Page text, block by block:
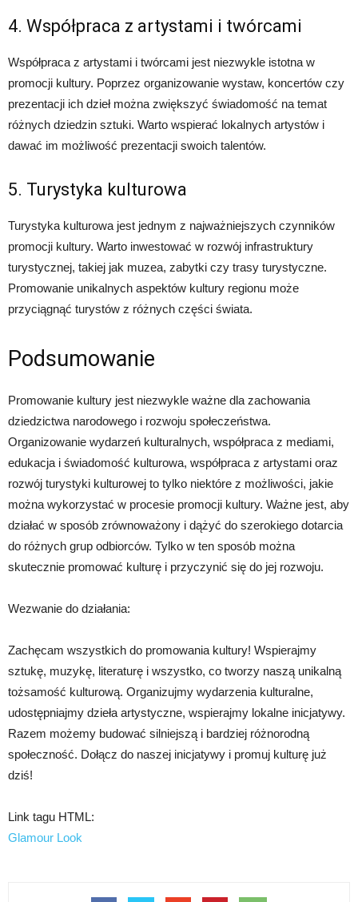
4. Współpraca z artystami i twórcami
Współpraca z artystami i twórcami jest niezwykle istotna w
promocji kultury. Poprzez organizowanie wystaw, koncertów czy
prezentacji ich dzieł można zwiększyć świadomość na temat
różnych dziedzin sztuki. Warto wspierać lokalnych artystów i
dawać im możliwość prezentacji swoich talentów.
5. Turystyka kulturowa
Turystyka kulturowa jest jednym z najważniejszych czynników
promocji kultury. Warto inwestować w rozwój infrastruktury
turystycznej, takiej jak muzea, zabytki czy trasy turystyczne.
Promowanie unikalnych aspektów kultury regionu może
przyciągnąć turystów z różnych części świata.
Podsumowanie
Promowanie kultury jest niezwykle ważne dla zachowania
dziedzictwa narodowego i rozwoju społeczeństwa.
Organizowanie wydarzeń kulturalnych, współpraca z mediami,
edukacja i świadomość kulturowa, współpraca z artystami oraz
rozwój turystyki kulturowej to tylko niektóre z możliwości, jakie
można wykorzystać w procesie promocji kultury. Ważne jest, aby
działać w sposób zrównoważony i dążyć do szerokiego dotarcia
do różnych grup odbiorców. Tylko w ten sposób można
skutecznie promować kulturę i przyczynić się do jej rozwoju.
Wezwanie do działania:
Zachęcam wszystkich do promowania kultury! Wspierajmy
sztukę, muzykę, literaturę i wszystko, co tworzy naszą unikalną
tożsamość kulturową. Organizujmy wydarzenia kulturalne,
udostępniajmy dzieła artystyczne, wspierajmy lokalne inicjatywy.
Razem możemy budować silniejszą i bardziej różnorodną
społeczność. Dołącz do naszej inicjatywy i promuj kulturę już
dziś!
Link tagu HTML:
Glamour Look